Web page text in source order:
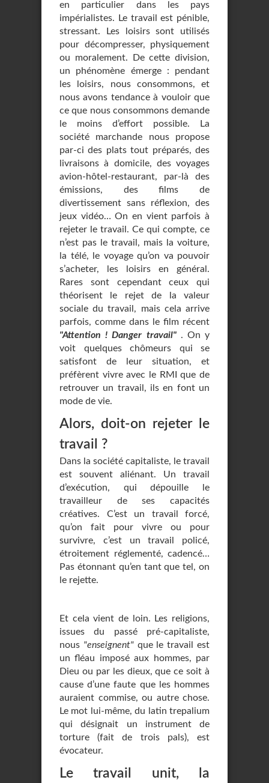
en particulier dans les pays
impérialistes. Le travail est pénible,
stressant. Les loisirs sont utilisés
pour décompresser, physiquement
ou moralement. De cette division,
un phénomène émerge : pendant
les loisirs, nous consommons, et
nous avons tendance à vouloir que
ce que nous consommons demande
le moins d’effort possible. La
société marchande nous propose
par-ci des plats tout préparés, des
livraisons à domicile, des voyages
avion-hôtel-restaurant, par-là des
émissions, des films de
divertissement sans réflexion, des
jeux vidéo… On en vient parfois à
rejeter le travail. Ce qui compte, ce
n’est pas le travail, mais la voiture,
la télé, le voyage qu’on va pouvoir
s’acheter, les loisirs en général.
Rares sont cependant ceux qui
théorisent le rejet de la valeur
sociale du travail, mais cela arrive
parfois, comme dans le film récent
"Attention ! Danger travail" . On y
voit quelques chômeurs qui se
satisfont de leur situation, et
préfèrent vivre avec le RMI que de
retrouver un travail, ils en font un
mode de vie.
Alors, doit-on rejeter le
travail ?
Dans la société capitaliste, le travail
est souvent aliénant. Un travail
d’exécution, qui dépouille le
travailleur de ses capacités
créatives. C’est un travail forcé,
qu’on fait pour vivre ou pour
survivre, c’est un travail policé,
étroitement réglementé, cadencé…
Pas étonnant qu’en tant que tel, on
le rejette.
Et cela vient de loin. Les religions,
issues du passé pré-capitaliste,
nous "enseignent"que le travail est
un fléau imposé aux hommes, par
Dieu ou par les dieux, que ce soit à
cause d’une faute que les hommes
auraient commise, ou autre chose.
Le mot lui-même, du latin trepalium
qui désignait un instrument de
torture (fait de trois pals), est
évocateur.
Le travail unit, la